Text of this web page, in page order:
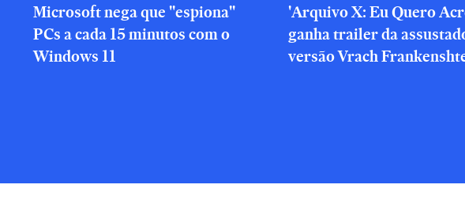
Microsoft nega que "espiona"
PCs a cada 15 minutos com o
Windows 11
'Arquivo X: Eu Quero
ganha trailer da
versão Vrach